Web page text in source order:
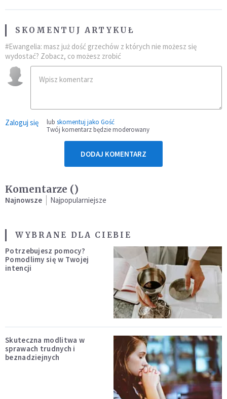
SKOMENTUJ ARTYKUŁ
#Ewangelia: masz już dość grzechów z których nie możesz się
wydostać? Zobacz, co możesz zrobić
Zaloguj się lub skomentuj jako Gość
Twój komentarz będzie moderowany
DODAJ KOMENTARZ
Komentarze ()
Najnowsze Najpopularniejsze
WYBRANE DLA CIEBIE
Potrzebujesz pomocy?
Pomodlimy się w Twojej
intencji
Skuteczna modlitwa w
sprawach trudnych i
beznadziejnych